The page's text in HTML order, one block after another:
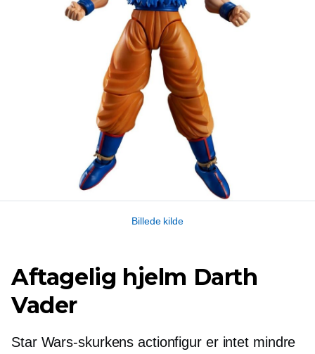
Billede kilde
Aftagelig hjelm Darth
Vader
Star Wars-skurkens actionfigur er intet mindre